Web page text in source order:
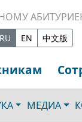
RU EN 中文版
МЕДИА